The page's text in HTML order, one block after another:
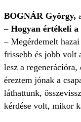
BOGNÁR György,
– Hogyan értékeli a
– Megérdemelt
frissebb és jobb volt
lesz a
éreztem jónak a
láthattunk,
kérdése volt, mikor